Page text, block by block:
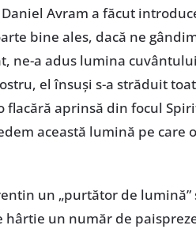
Avram a făcut
bine ales, dacă ne
ne-a adus lumina
el însuși s-a străduit
flacără aprinsă din focul
această lumină pe care
un „purtător de lumină”
un număr de